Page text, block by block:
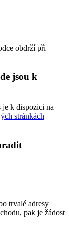
obdrží při
jsou k
k dispozici na
stránkách
trvalé adresy
pak je žádost